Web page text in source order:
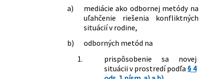
a)
mediácie ako odbornej metódy na
uľahčenie riešenia konfliktných
situácií v rodine,
b)
odborných metód na
1.
prispôsobenie sa novej
situácii v prostredí podľa § 4